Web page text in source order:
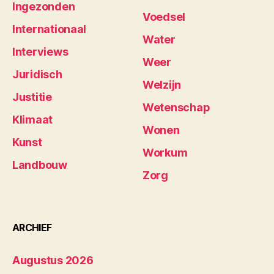
Ingezonden
Internationaal
Interviews
Juridisch
Justitie
Klimaat
Kunst
Landbouw
Voedsel
Water
Weer
Welzijn
Wetenschap
Wonen
Workum
Zorg
ARCHIEF
Augustus 2026